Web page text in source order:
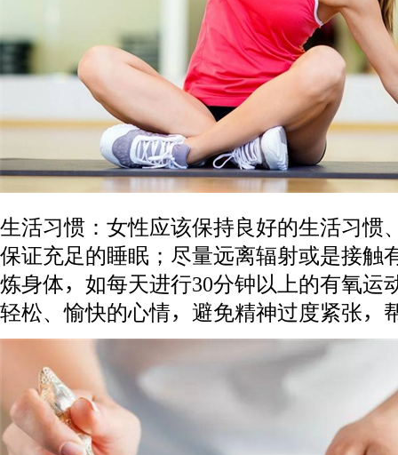
生活习惯：女性应该保持良好的生活习惯
保证充足的睡眠；尽量远离辐射或是接触
炼身体，如每天进行30分钟以上的有氧运
轻松、愉快的心情，避免精神过度紧张，